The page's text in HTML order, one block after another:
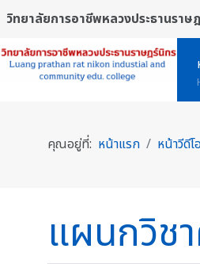
วิทยาลัยการอาชีพหลวงประธานราษ
คุณอยู่ที่: หน้าแรก หน้าวีดีโอ
แผนกวิช